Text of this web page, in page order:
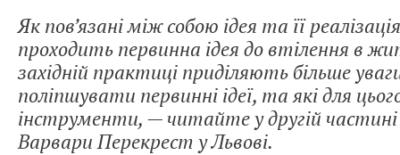
Як пов’язані між собою ідея та її
проходить первинна ідея до втілення в
західній практиці приділяють більше
поліпшувати первинні ідеї, та які для
інструменти, — читайте у другій
Варвари Перекрест у Львові.